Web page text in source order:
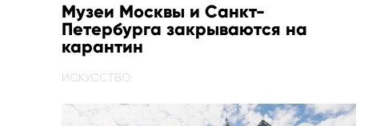
Музеи Москвы и Санкт-
Петербурга закрываются на
карантин
ИСКУССТВО